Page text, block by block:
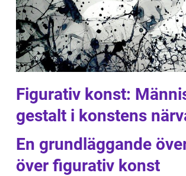
Figurativ konst:
gestalt i konstens
En grundläggande
över figurativ konst